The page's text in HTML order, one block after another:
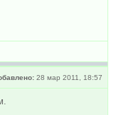
28 мар 2011, 18:57